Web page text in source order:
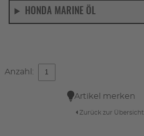
HONDA MARINE ÖL
Anzahl:
Artikel merken
Zurück zur Übersicht